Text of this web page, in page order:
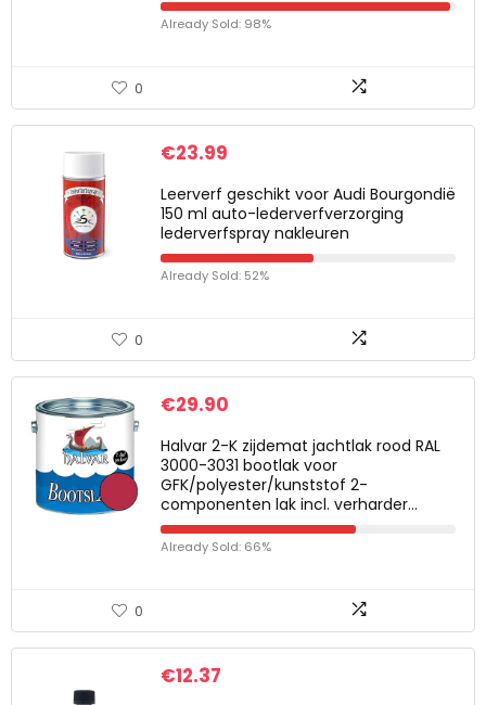
Already Sold: 98%
0
€23.99
Leerverf geschikt voor Audi Bourgondië
150 ml auto-lederverfverzorging
lederverfspray nakleuren
Already Sold: 52%
0
€29.90
Halvar 2-K zijdemat jachtlak rood RAL
3000-3031 bootlak voor
GFK/polyester/kunststof 2-
componenten lak incl. verharder…
Already Sold: 66%
0
€12.37